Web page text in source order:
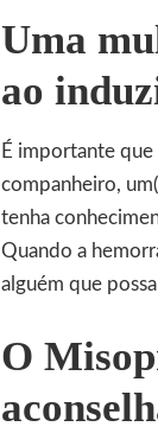
Uma
ao
É importante que
companheiro,
tenha
Quando a
alguém que
O